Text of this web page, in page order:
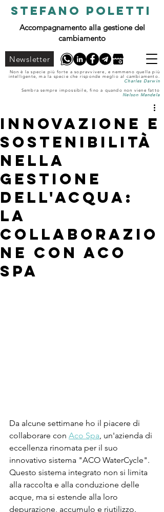
STEFANO POLETTI
Accompagnamento alla gestione del
cambiamento
Newsletter
Non è la specie più forte a sopravvivere, e nemmeno quella più
intelligente, ma la specie che risponde meglio al cambiamento.
Charles Darwin
Sembra sempre impossibile, fino a quando non viene fatto
Nelson Mandela
Innovazione e
Sostenibilità
nella
Gestione
dell'Acqua:
la
Collaborazio
ne con Aco
Spa
Da alcune settimane ho il piacere di
collaborare con Aco Spa , un'azienda di
eccellenza rinomata per il suo
innovativo sistema "ACO WaterCycle".
Questo sistema integrato non si limita
alla raccolta e alla conduzione delle
acque, ma si estende alla loro
depurazione, accumulo e riutilizzo.